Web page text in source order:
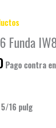
Funda
Pago contra
16 pulg